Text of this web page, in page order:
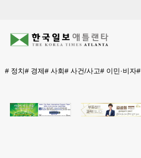
# 정치# 경제# 사회# 사건/사고# 이민·비자#